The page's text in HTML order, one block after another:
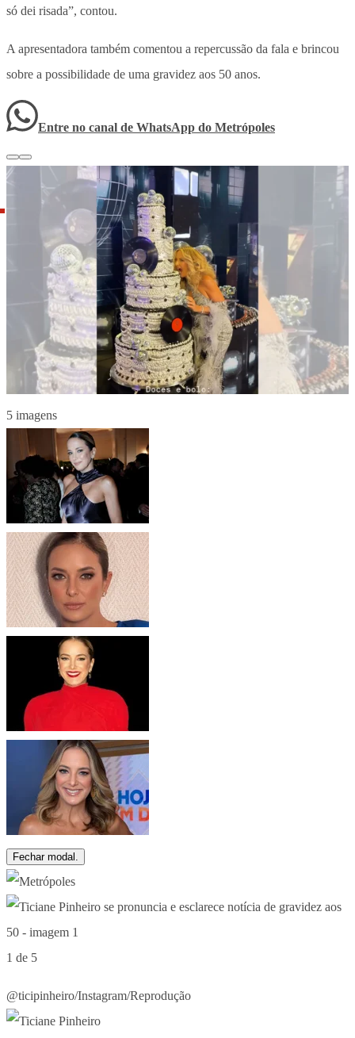
só dei risada”, contou.
A apresentadora também comentou a repercussão da fala e brincou
sobre a possibilidade de uma gravidez aos 50 anos.
Entre no canal de WhatsApp do Metrópoles
5 imagens
Fechar modal.
1 de 5
@ticipinheiro/Instagram/Reprodução